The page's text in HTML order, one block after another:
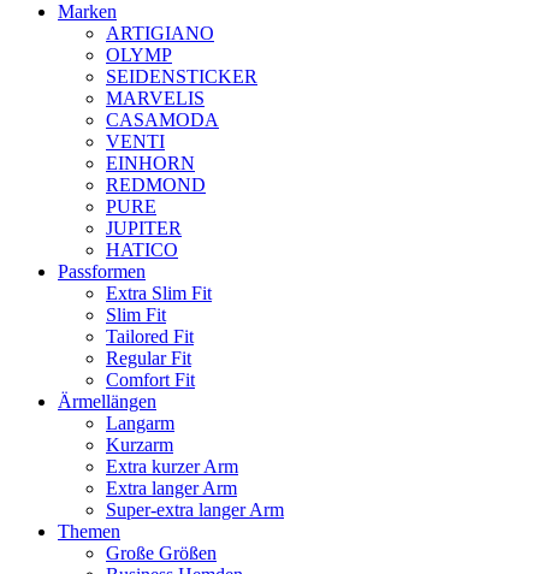
Marken
ARTIGIANO
OLYMP
SEIDENSTICKER
MARVELIS
CASAMODA
VENTI
EINHORN
REDMOND
PURE
JUPITER
HATICO
Passformen
Extra Slim Fit
Slim Fit
Tailored Fit
Regular Fit
Comfort Fit
Ärmellängen
Langarm
Kurzarm
Extra kurzer Arm
Extra langer Arm
Super-extra langer Arm
Themen
Große Größen